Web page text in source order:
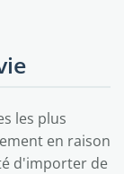
les plus
en raison
d'importer de